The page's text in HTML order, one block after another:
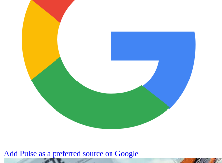
Add Pulse as a preferred source on Google